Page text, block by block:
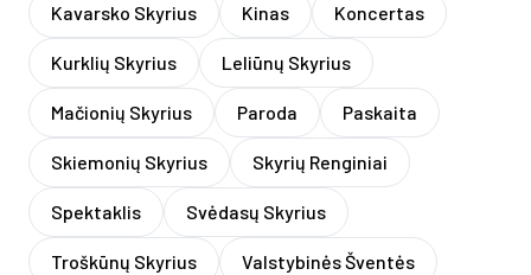
Kavarsko Skyrius Kinas Koncertas
Kurklių Skyrius Leliūnų Skyrius
Mačionių Skyrius Paroda Paskaita
Skiemonių Skyrius Skyrių Renginiai
Spektaklis Svėdasų Skyrius
Troškūnų Skyrius Valstybinės Šventės